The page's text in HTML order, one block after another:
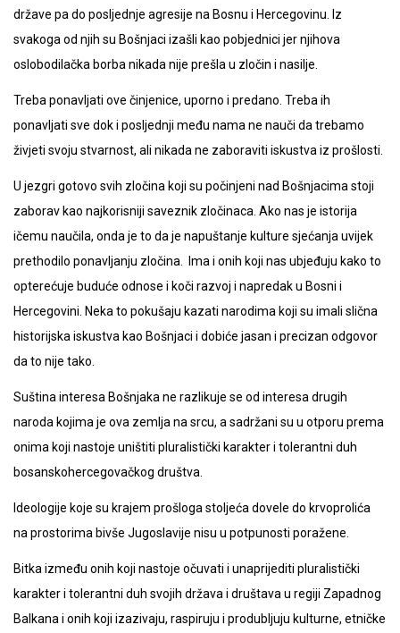
države pa do posljednje agresije na Bosnu i Hercegovinu. Iz
svakoga od njih su Bošnjaci izašli kao pobjednici jer njihova
oslobodilačka borba nikada nije prešla u zločin i nasilje.
Treba ponavljati ove činjenice, uporno i predano. Treba ih
ponavljati sve dok i posljednji među nama ne nauči da trebamo
živjeti svoju stvarnost, ali nikada ne zaboraviti iskustva iz prošlosti.
U jezgri gotovo svih zločina koji su počinjeni nad Bošnjacima stoji
zaborav kao najkorisniji saveznik zločinaca. Ako nas je istorija
ičemu naučila, onda je to da je napuštanje kulture sjećanja uvijek
prethodilo ponavljanju zločina. Ima i onih koji nas ubjeđuju kako to
opterećuje buduće odnose i koči razvoj i napredak u Bosni i
Hercegovini. Neka to pokušaju kazati narodima koji su imali slična
historijska iskustva kao Bošnjaci i dobiće jasan i precizan odgovor
da to nije tako.
Suština interesa Bošnjaka ne razlikuje se od interesa drugih
naroda kojima je ova zemlja na srcu, a sadržani su u otporu prema
onima koji nastoje uništiti pluralistički karakter i tolerantni duh
bosanskohercegovačkog društva.
Ideologije koje su krajem prošloga stoljeća dovele do krvoprolića
na prostorima bivše Jugoslavije nisu u potpunosti poražene.
Bitka između onih koji nastoje očuvati i unaprijediti pluralistički
karakter i tolerantni duh svojih država i društava u regiji Zapadnog
Balkana i onih koji izazivaju, raspiruju i produbljuju kulturne, etničke